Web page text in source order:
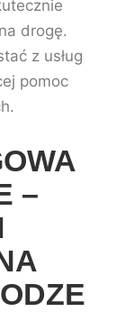
drogę.
z usług
pomoc
–